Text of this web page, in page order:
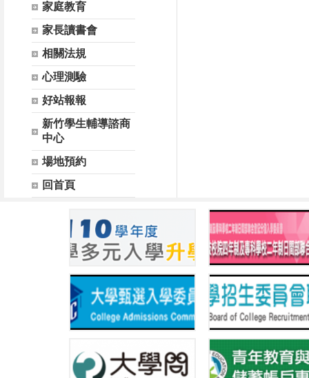
家庭教育
家長讀書會
相關法規
心理測驗
好站報報
新竹學生輔導諮商
中心
場地預約
回首頁